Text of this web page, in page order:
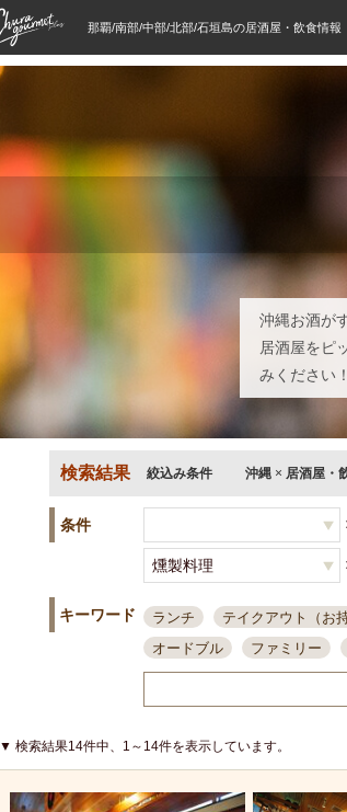
那覇/南部/中部/北部/石垣島の居酒屋・飲食情報
沖縄お酒が
居酒屋をピ
みください！
検索結果 絞込み条件 沖縄 × 居酒屋・
条件
キーワード ランチ テイクアウト（お
オードブル
ファミリー
接待・会食
ちょい飲み
結婚式二次会
朝まで営業
夜10時以降入店可
県産魚
貸切可
大部屋20名 落
▼ 検索結果14件中、1～14件を表示しています。